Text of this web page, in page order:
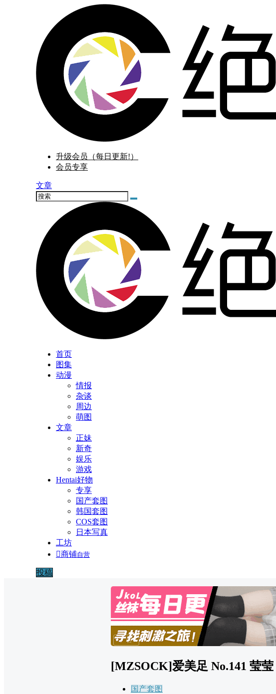
升级会员（每日更新!）
会员专享
文章
首页
图集
动漫
情报
杂谈
周边
萌图
文章
正妹
新奇
娱乐
游戏
Hentai好物
专享
国产套图
韩国套图
COS套图
日本写真
工坊
商铺自营
投稿
广告
[MZSOCK]爱美足 No.141 莹莹
国产套图